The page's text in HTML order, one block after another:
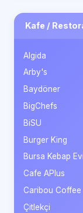
Kafe /
Algida
Arby's
Baydöner
BigChefs
BiSU
Burger King
Bursa Kebap Evi
Cafe APlus
Caribou Coffee
Çitlekçi